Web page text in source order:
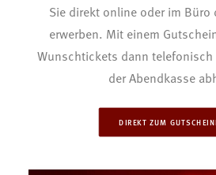
Sie direkt online oder im Büro
erwerben. Mit einem
Wunschtickets dann telefonisch
der Abendkasse
DIREKT ZUM